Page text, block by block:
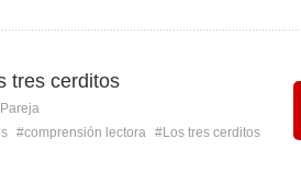
tres cerditos
#comprensión lectora #Los tres cerditos